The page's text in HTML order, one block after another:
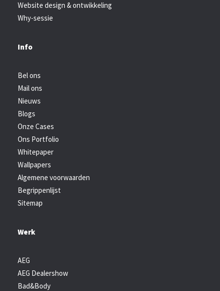
Website design & ontwikkeling
Why-sessie
Info
Bel ons
Mail ons
Nieuws
Blogs
Onze Cases
Ons Portfolio
Whitepaper
Wallpapers
Algemene voorwaarden
Begrippenlijst
Sitemap
Werk
AEG
AEG Dealershow
Bad&Body